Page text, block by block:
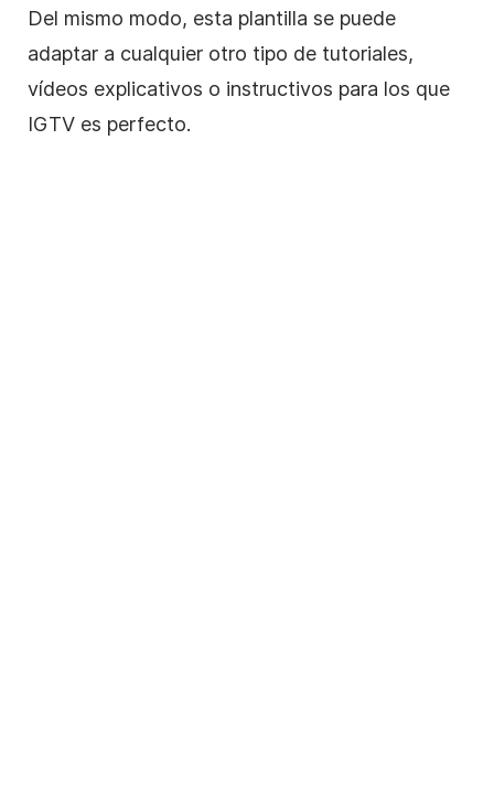
Del mismo modo, esta plantilla se puede
adaptar a cualquier otro tipo de tutoriales,
vídeos explicativos o instructivos para los que
IGTV es perfecto.